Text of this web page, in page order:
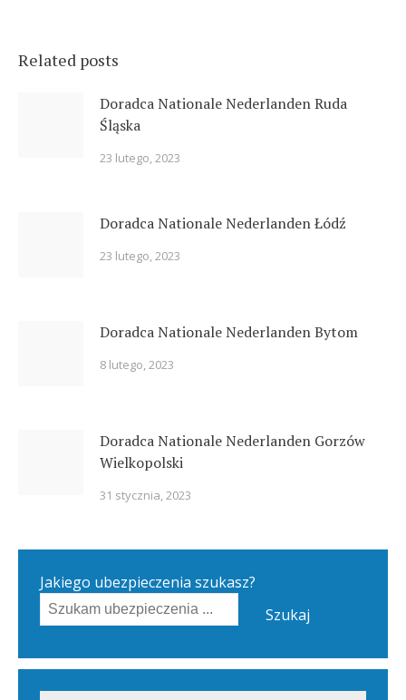
Related posts
Doradca Nationale Nederlanden Ruda
Śląska
23 lutego, 2023
Doradca Nationale Nederlanden Łódź
23 lutego, 2023
Doradca Nationale Nederlanden Bytom
8 lutego, 2023
Doradca Nationale Nederlanden Gorzów
Wielkopolski
31 stycznia, 2023
Jakiego ubezpieczenia szukasz?
Szukaj